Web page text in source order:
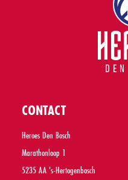
CONTACT
Heroes Den Bosch
Marathonloop 1
5235 AA 's-Hertogenbosch